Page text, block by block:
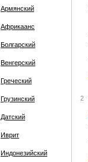
Армянский
Африкаанс
Болгарский
Венгерский
Греческий
Грузинский
Датский
Иврит
Индонезийский
2